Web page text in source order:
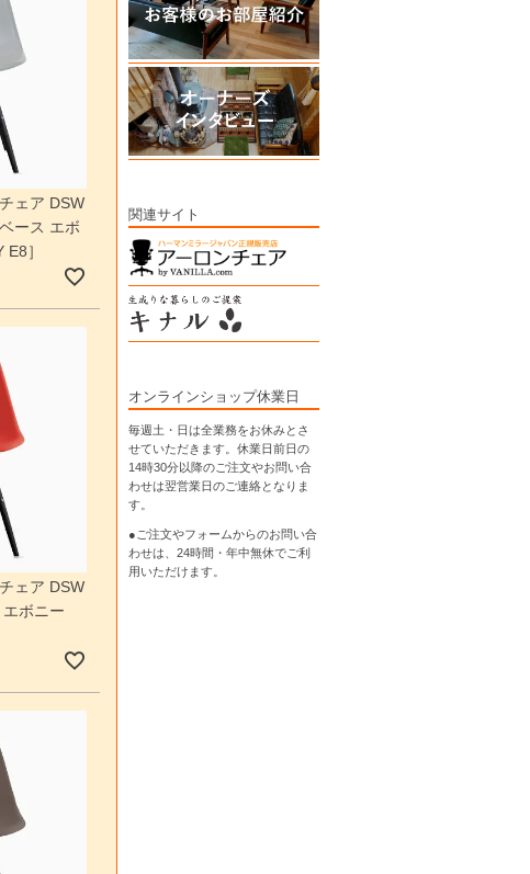
ェア DSW
ース エボ
］
ェア DSW
ボニー
関連サイト
オンラインショップ休業日
毎週土・日は全業務をお休みとさ
せていただきます。休業日前日の
14時30分以降のご注文やお問い合
わせは翌営業日のご連絡となりま
す。
●ご注文やフォームからのお問い合
わせは、 24時間・年中無休でご利
用いただけます。